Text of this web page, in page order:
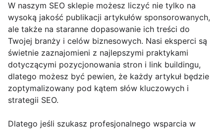
W naszym SEO sklepie możesz liczyć nie tylko na
wysoką jakość publikacji artykułów sponsorowanych,
ale także na staranne dopasowanie ich treści do
Twojej branży i celów biznesowych. Nasi eksperci są
świetnie zaznajomieni z najlepszymi praktykami
dotyczącymi pozycjonowania stron i link buildingu,
dlatego możesz być pewien, że każdy artykuł będzie
zoptymalizowany pod kątem słów kluczowych i
strategii SEO.
Dlatego jeśli szukasz profesjonalnego wsparcia w